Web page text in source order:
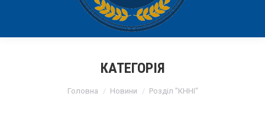
КАТЕГОРІЯ
Головна Новини Розділ "КННІ"